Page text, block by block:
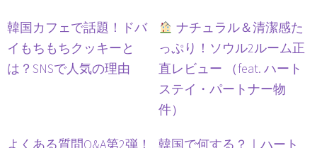
韓国カフェで話題！ドバ
イもちもちクッキーと
は？SNSで人気の理由
ナチュラル＆清潔感た
っぷり！ソウル2ルーム正
直レビュー （feat. ハート
ステイ・パートナー物
件）
よくある質問Q&A第2弾！
韓国で何する？｜ハート